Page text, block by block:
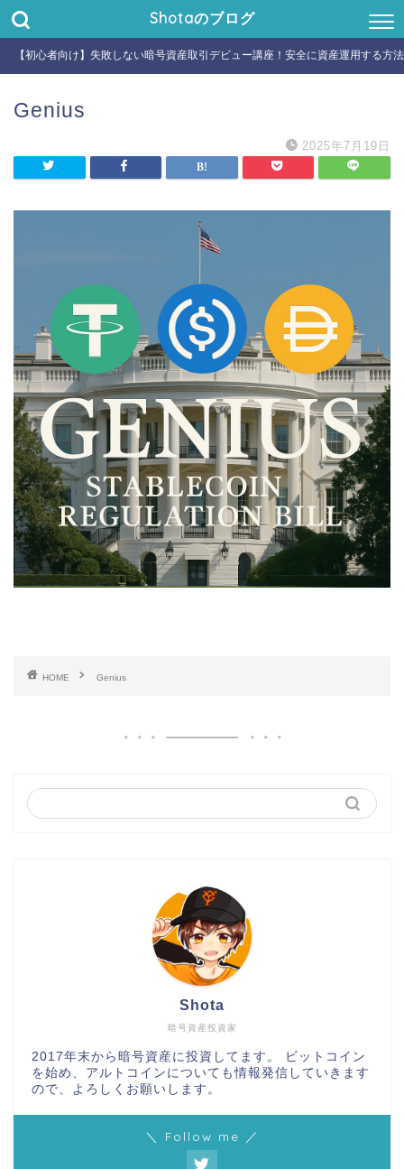
Shotaのブログ
【初心者向け】失敗しない暗号資産取引デビュー講座！安全に資産運用する方
Genius
2025年7月19日
HOME Genius
暗号資産投資家
Shota
2017年末から暗号資産に投資してます。 ビットコイン
を始め、アルトコインについても情報発信していきます
ので、よろしくお願いします。
＼ Follow me ／